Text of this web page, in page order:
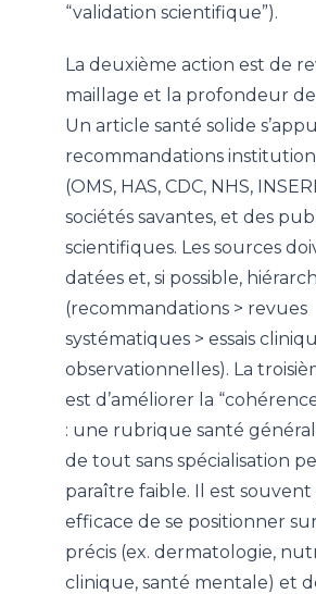
“validation scientifique”).
La deuxième action est de
maillage et la profondeur
Un article santé solide
recommandations
(OMS, HAS, CDC, NHS,
sociétés savantes, et des
scientifiques. Les sources
datées et, si possible,
(recommandations > revues
systématiques > essais
observationnelles). La
est d’améliorer la
: une rubrique santé
de tout sans spécialisation
paraître faible. Il est
efficace de se positionner
précis (ex. dermatologie,
clinique, santé mentale) et